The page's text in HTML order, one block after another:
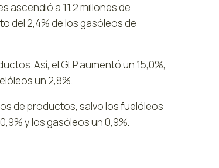
ascendió a 11,2 millones de
del 2,4% de los gasóleos de
Así, el GLP aumentó un 15,0%,
un 2,8%.
de productos, salvo los fuelóleos
y los gasóleos un 0,9%.